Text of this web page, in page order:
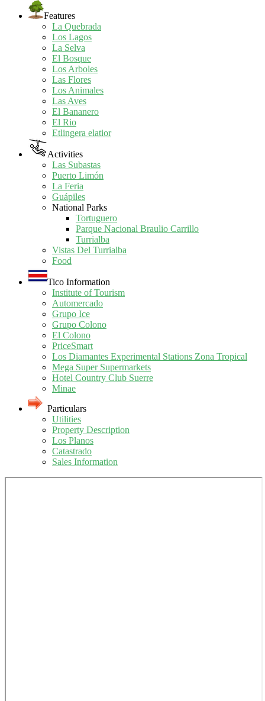
Features
La Quebrada
Los Lagos
La Selva
El Bosque
Los Arboles
Las Flores
Los Animales
Las Aves
El Bananero
El Rio
Etlingera elatior
Activities
Las Subastas
Puerto Limón
La Feria
Guápiles
National Parks
Tortuguero
Parque Nacional Braulio Carrillo
Turrialba
Vistas Del Turrialba
Food
Tico Information
Institute of Tourism
Automercado
Grupo Ice
Grupo Colono
El Colono
PriceSmart
Los Diamantes Experimental Stations Zona Tropical
Mega Super Supermarkets
Hotel Country Club Suerre
Minae
Particulars
Utilities
Property Description
Los Planos
Catastrado
Sales Information